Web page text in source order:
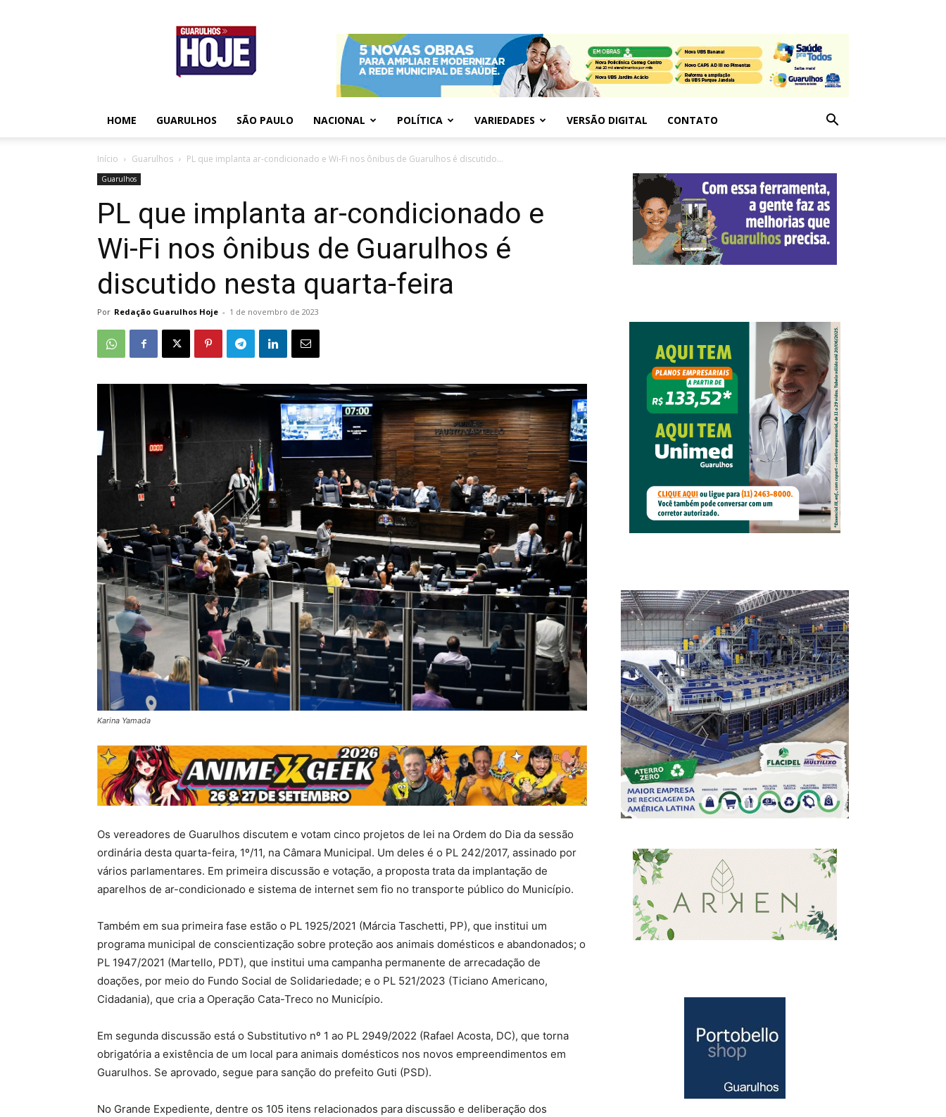
Guarulhos
Hoje
HOME GUARULHOS SÃO PAULO NACIONAL POLÍTICA VARIEDADES VERSÃO DIGITAL CONTATO
Início Guarulhos PL que implanta ar-condicionado e Wi-Fi nos ônibus de Guarulhos é discutido...
Guarulhos
PL que implanta ar-condicionado e
Wi-Fi nos ônibus de Guarulhos é
discutido nesta quarta-feira
Por Redação Guarulhos Hoje - 1 de novembro de 2023
Karina Yamada
Os vereadores de Guarulhos discutem e votam cinco projetos de lei na Ordem do Dia da sessão
ordinária desta quarta-feira, 1º/11, na Câmara Municipal. Um deles é o PL 242/2017, assinado por
vários parlamentares. Em primeira discussão e votação, a proposta trata da implantação de
aparelhos de ar-condicionado e sistema de internet sem fio no transporte público do Município.
Também em sua primeira fase estão o PL 1925/2021 (Márcia Taschetti, PP), que institui um
programa municipal de conscientização sobre proteção aos animais domésticos e abandonados; o
PL 1947/2021 (Martello, PDT), que institui uma campanha permanente de arrecadação de
doações, por meio do Fundo Social de Solidariedade; e o PL 521/2023 (Ticiano Americano,
Cidadania), que cria a Operação Cata-Treco no Município.
Em segunda discussão está o Substitutivo nº 1 ao PL 2949/2022 (Rafael Acosta, DC), que torna
obrigatória a existência de um local para animais domésticos nos novos empreendimentos em
Guarulhos. Se aprovado, segue para sanção do prefeito Guti (PSD).
No Grande Expediente, dentre os 105 itens relacionados para discussão e deliberação dos